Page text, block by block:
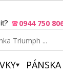
0944 750